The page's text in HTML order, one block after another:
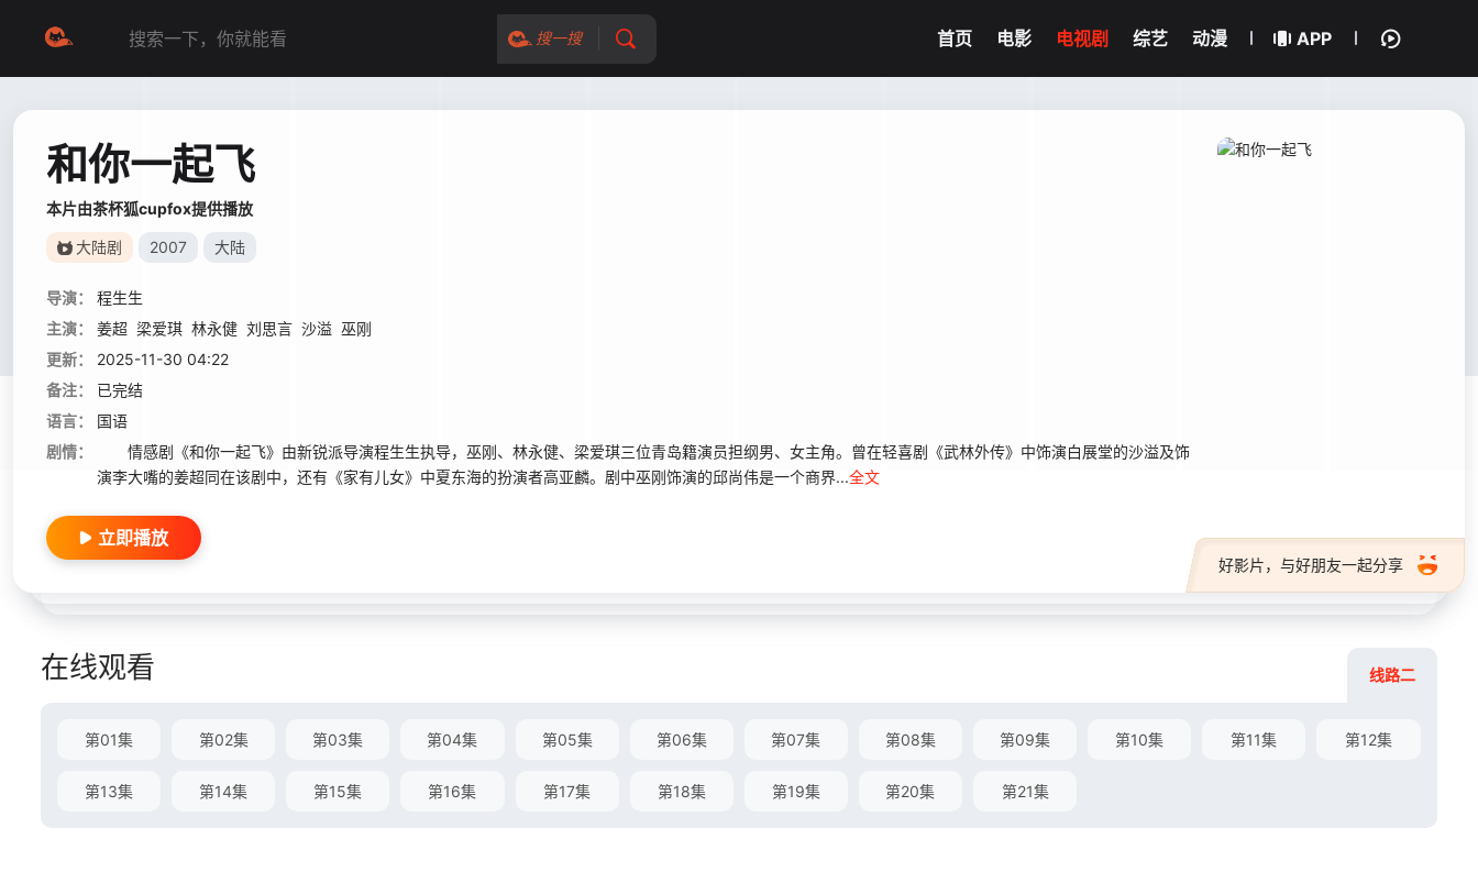
搜一搜 首页 电影 电视剧 综艺 动漫 APP
和你一起飞
本片由茶杯狐cupfox提供播放
大陆剧 2007 大陆
导演：
程生生
主演：
姜超 梁爱琪 林永健 刘思言 沙溢 巫刚
更新：
2025-11-30 04:22
备注：
已完结
语言：
国语
剧情：
情感剧《和你一起飞》由新锐派导演程生生执导，巫刚、林永健、梁爱琪三位青岛籍演员担纲男、女主角。曾在轻喜剧《武林外传》中饰演白展堂的沙溢及饰
演李大嘴的姜超同在该剧中，还有《家有儿女》中夏东海的扮演者高亚麟。剧中巫刚饰演的邱尚伟是一个商界...全文
好影片，与好朋友一起分享
立即播放
在线观看 线路二
第01集 第02集 第03集 第04集 第05集 第06集 第07集 第08集 第09集 第10集 第11集 第12集
第13集 第14集 第15集 第16集 第17集 第18集 第19集 第20集 第21集